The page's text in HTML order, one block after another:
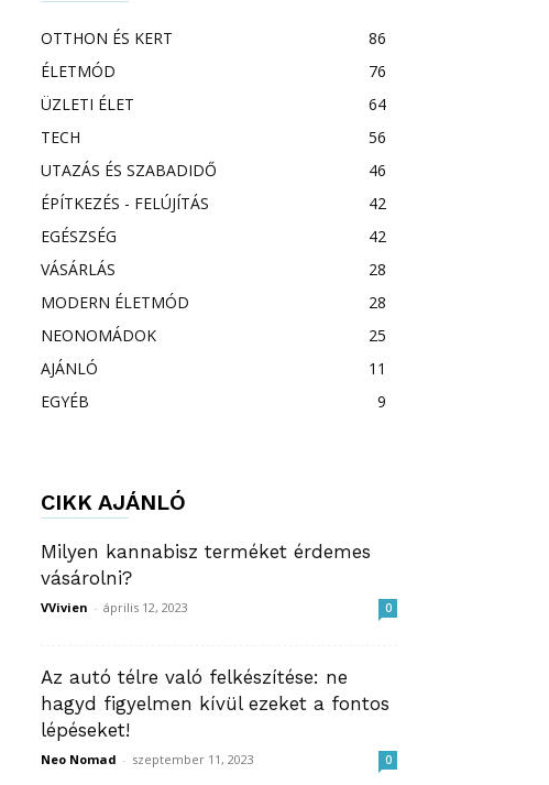
OTTHON ÉS KERT
86
ÉLETMÓD
76
ÜZLETI ÉLET
64
TECH
56
UTAZÁS ÉS SZABADIDŐ
46
ÉPÍTKEZÉS - FELÚJÍTÁS
42
EGÉSZSÉG
42
VÁSÁRLÁS
28
MODERN ÉLETMÓD
28
NEONOMÁDOK
25
AJÁNLÓ
11
EGYÉB
9
CIKK AJÁNLÓ
Milyen kannabisz terméket érdemes
vásárolni?
VVivien - április 12, 2023 0
Az autó télre való felkészítése: ne
hagyd figyelmen kívül ezeket a fontos
lépéseket!
Neo Nomad - szeptember 11, 2023 0